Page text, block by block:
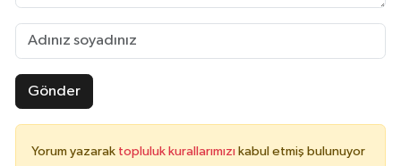
Gönder
Yorum yazarak topluluk kurallarımızı kabul etmiş bulunuyor